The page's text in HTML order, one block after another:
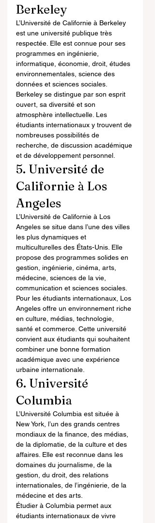
Berkeley
L’Université de Californie à Berkeley
est une université publique très
respectée. Elle est connue pour ses
programmes en ingénierie,
informatique, économie, droit, études
environnementales, science des
données et sciences sociales.
Berkeley se distingue par son esprit
ouvert, sa diversité et son
atmosphère intellectuelle. Les
étudiants internationaux y trouvent de
nombreuses possibilités de
recherche, de discussion académique
et de développement personnel.
5. Université de
Californie à Los
Angeles
L’Université de Californie à Los
Angeles se situe dans l’une des villes
les plus dynamiques et
multiculturelles des États-Unis. Elle
propose des programmes solides en
gestion, ingénierie, cinéma, arts,
médecine, sciences de la vie,
communication et sciences sociales.
Pour les étudiants internationaux, Los
Angeles offre un environnement riche
en culture, médias, technologie,
santé et commerce. Cette université
convient aux étudiants qui souhaitent
combiner une bonne formation
académique avec une expérience
urbaine internationale.
6. Université
Columbia
L’Université Columbia est située à
New York, l’un des grands centres
mondiaux de la finance, des médias,
de la diplomatie, de la culture et des
affaires. Elle est reconnue dans les
domaines du journalisme, de la
gestion, du droit, des relations
internationales, de l’ingénierie, de la
médecine et des arts.
Étudier à Columbia permet aux
étudiants internationaux de vivre